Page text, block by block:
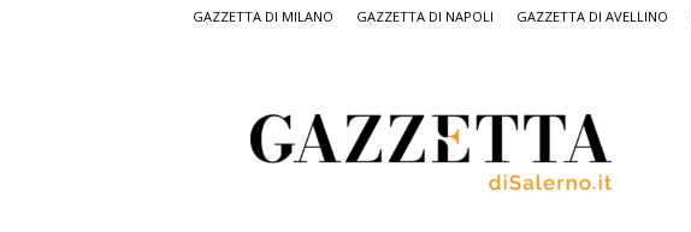
GAZZETTA DI MILANO GAZZETTA DI NAPOLI GAZZETTA DI AVELLINO
Salerno,
il
quotidiano